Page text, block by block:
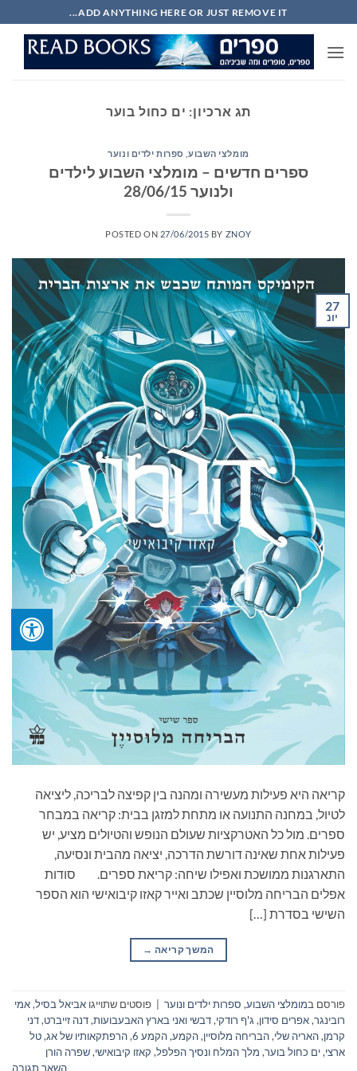
to
content
ADD ANYTHING HERE OR JUST REMOVE IT...
תג ארכיון: ים כחול בוער
מומלצי השבוע ספרות ילדים ונוער
ספרים חדשים – מומלצי השבוע לילדים
ולנוער 28/06/15
POSTED ON 27/06/2015 BY ZNOY
27
יונ
קריאה היא פעילות מעשירה ומהנה בין קפיצה לבריכה, ליציאה
לטיול, במחנה התנועה או מתחת למזגן בבית: קריאה במבחר
ספרים. מול כל האטרקציות שעולם הנופש והטיולים מציע, יש
פעילות אחת שאינה דורשת הדרכה, יציאה מהבית ונסיעה,
התארגנות ממושכת ואפילו שיחה: קריאת ספרים. סודות
אפלים הבריחה מלוסיין שכתב ואייר קאזו קיבואישי הוא הספר
השישי בסדרת […]
המשך קריאה →
פורסם במומלצי השבוע, ספרות ילדים ונוער פוסטים שתוייגו אביאל בסיל,אמי
רובינגר,אפרים סידון, ג'ף רודקי,דבשי ואני בארץ האבעבועות,דנה זייברט,דני
קרמן,האריה שלי,הבריחה מלוסיין,הקמע,הקמע 6 ,הרפתקאותיו של אג,טל
ארצי,ים כחול בוער, מלך המלח ונסיך הפלפל, קאזו קיבואישי,שפרה הורן
השאר תגובה